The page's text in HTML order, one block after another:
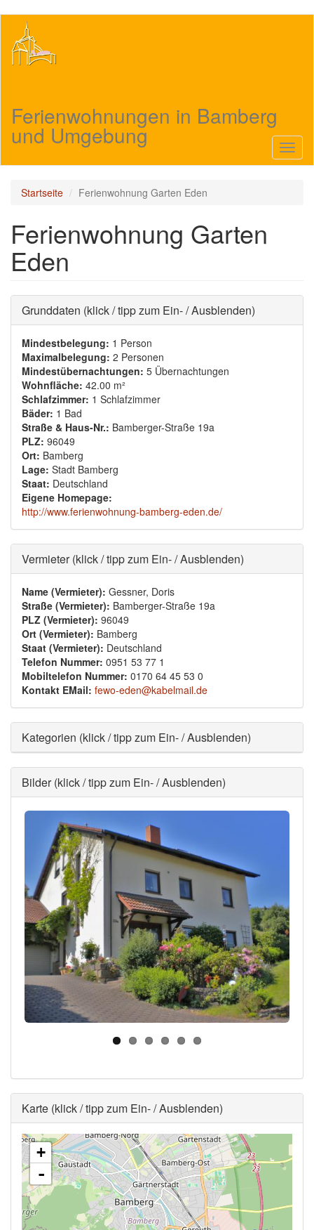
Inhalt
Ferienwohnungen in Bamberg
und Umgebung
Startseite Ferienwohnung Garten Eden
Ferienwohnung Garten
Eden
Ausblenden
Grunddaten (klick / tipp zum Ein- / Ausblenden)
Mindestbelegung: 1 Person
Maximalbelegung: 2 Personen
Mindestübernachtungen: 5 Übernachtungen
Wohnfläche: 42.00 m²
Schlafzimmer: 1 Schlafzimmer
Bäder: 1 Bad
Straße & Haus-Nr.: Bamberger-Straße 19a
PLZ: 96049
Ort: Bamberg
Lage: Stadt Bamberg
Staat: Deutschland
Eigene Homepage:
http://www.ferienwohnung-bamberg-eden.de/
Ausblenden
Vermieter (klick / tipp zum Ein- / Ausblenden)
Name (Vermieter): Gessner, Doris
Straße (Vermieter): Bamberger-Straße 19a
PLZ (Vermieter): 96049
Ort (Vermieter): Bamberg
Staat (Vermieter): Deutschland
Telefon Nummer: 0951 53 77 1
Mobiltelefon Nummer: 0170 64 45 53 0
Kontakt EMail: fewo-eden@kabelmail.de
Ausblenden
Kategorien (klick / tipp zum Ein- / Ausblenden)
Ausblenden
Bilder (klick / tipp zum Ein- / Ausblenden)
Ausblenden
Karte (klick / tipp zum Ein- / Ausblenden)
+
-